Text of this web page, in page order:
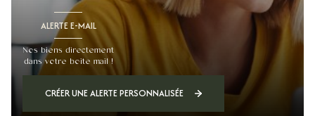
ALERTE E-MAIL
Nos biens directement
dans votre boite mail !
CRÉER UNE ALERTE PERSONNALISÉE